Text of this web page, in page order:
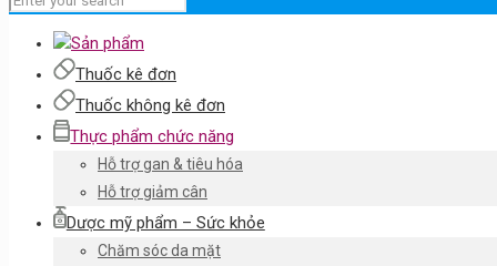
Sản phẩm
Thuốc kê đơn
Thuốc không kê đơn
Thực phẩm chức năng
Hỗ trợ gan & tiêu hóa
Hỗ trợ giảm cân
Dược mỹ phẩm – Sức khỏe
Chăm sóc da mặt